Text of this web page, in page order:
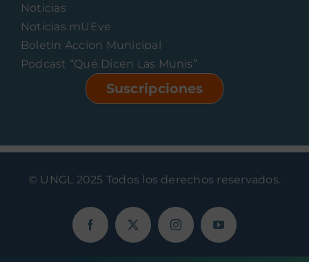
Noticias
Noticias mUEve
Boletin Accion Municipal
Podcast “Qué Dicen Las Munis”
Suscripciones
© UNGL 2025 Todos los derechos reservados.